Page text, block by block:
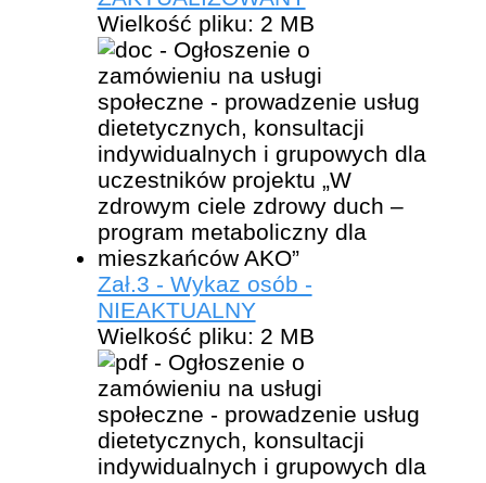
Wielkość pliku: 2 MB
Zał.3 - Wykaz osób -
NIEAKTUALNY
Wielkość pliku: 2 MB